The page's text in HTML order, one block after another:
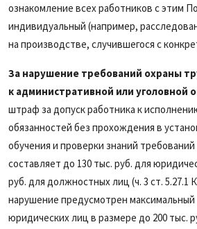
ознакомление всех работников с этим
индивидуальный (например,
на производстве, случившегося с
За нарушение требований охраны
к административной или уголовной
штраф за допуск работника к
обязанностей без прохождения в
обучения и проверки знаний
составляет до 130 тыс. руб. для
руб. для должностных лиц (ч. 3 ст.
нарушение предусмотрен
юридических лиц в размере до 200 тыс.